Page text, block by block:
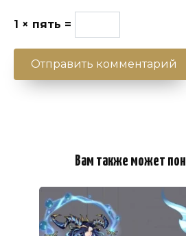
1 × пять =
Вам также может